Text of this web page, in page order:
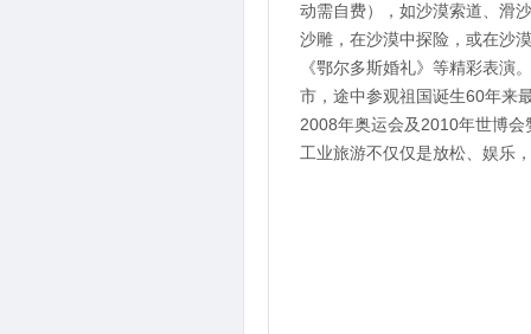
动需自费），如沙漠索道、滑
沙雕，在沙漠中探险，或在沙
《鄂尔多斯婚礼》等精彩表演
市，途中参观祖国诞生60年来
2008年奥运会及2010年世博
工业旅游不仅仅是放松、娱乐